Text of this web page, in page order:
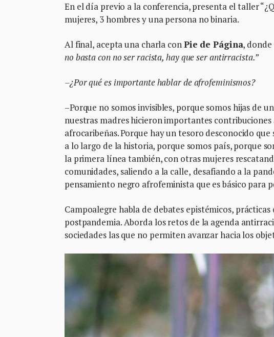
En el día previo a la conferencia, presenta el taller
mujeres, 3 hombres y una persona no binaria.
Al final, acepta una charla conPie de Página, donde
no basta con no ser racista, hay que ser antirracista.”
–¿Por qué es importante hablar de afrofeminismos?
–Porque no somos invisibles, porque somos hijas de
nuestras madres hicieron importantes
afrocaribeñas. Porque hay un tesoro desconocido
a lo largo de la historia, porque somos país, porque
la primera línea también, con otras mujeres
comunidades, saliendo a la calle, desafiando a la
pensamiento negro afrofeminista que es básico para
Campoalegre habla de debates epistémicos,
postpandemia. Aborda los retos de la agenda
sociedades las que no permiten avanzar hacia los